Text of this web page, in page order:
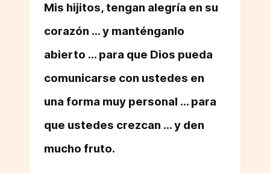
Mis hijitos, tengan alegría en su
corazón ... y manténganlo
abierto ... para que Dios pueda
comunicarse con ustedes en
una forma muy personal ... para
que ustedes crezcan ... y den
mucho fruto.